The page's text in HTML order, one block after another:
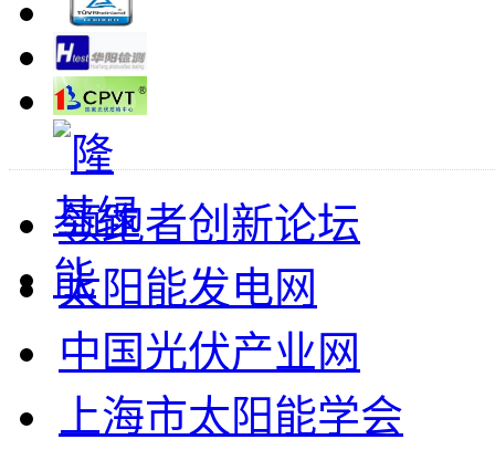
领跑者创新论坛
太阳能发电网
中国光伏产业网
上海市太阳能学会